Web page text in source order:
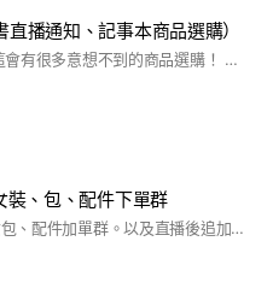
播通知、記事本商品選購）
❤️歡迎大家的到來！ 在這會有很多意想不到的商品選購！ 怕錯直播時間，沒關係！小編會發預告通知大家。 當天直播的商品小玉也會推薦給美女們🌹 喜歡的朋友直接點選連結，進去臉書「來去逛逛」商城選購即可！ 統一週四下午來去逛逛結單😇 有任何問題可私訊臉書粉專小編，盡快爲大家處理😉
、包、配件下單群
本群為女裝、男裝、男女包、配件加單群。以及直播後追加群！不定時優惠活動，感謝進群！🥰🫶🫶🥰🥰